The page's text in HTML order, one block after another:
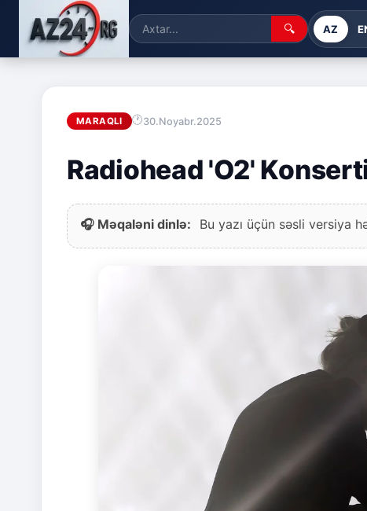
🔍 AZ
MARAQLI 30.Noyabr.2025
Radiohead 'O2'
🎧 Məqaləni dinlə: Bu yazı üçün səsli versiya